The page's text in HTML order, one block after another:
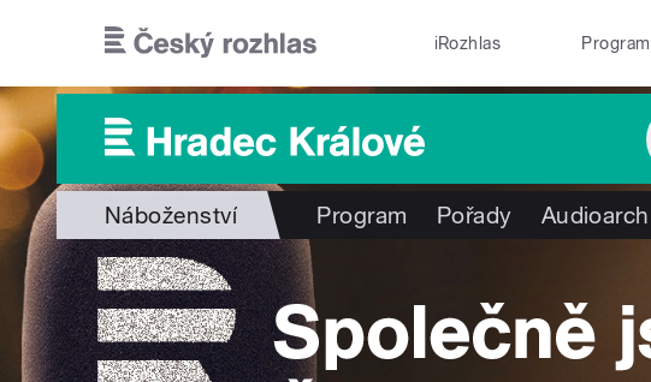
iRozhlas Program
Náboženství Program Pořady